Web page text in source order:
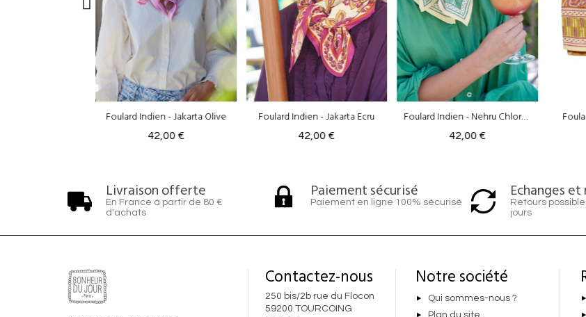
Foulard Indien - Jakarta Ecru
42,00 €
Foulard Indien - Nehru Chlorophylle
42,00 €
Foulard Indien - Nehru Kiwi
42,00 €
Livraison offerte
En France à partir de 80 €
d'achats
Paiement sécurisé
Paiement en ligne 100% sécurisé
Echanges
Retours
jours
Contactez-nous
250 bis/2b rue du Flocon
59200 TOURCOING
Notre société
Qui sommes-nous ?